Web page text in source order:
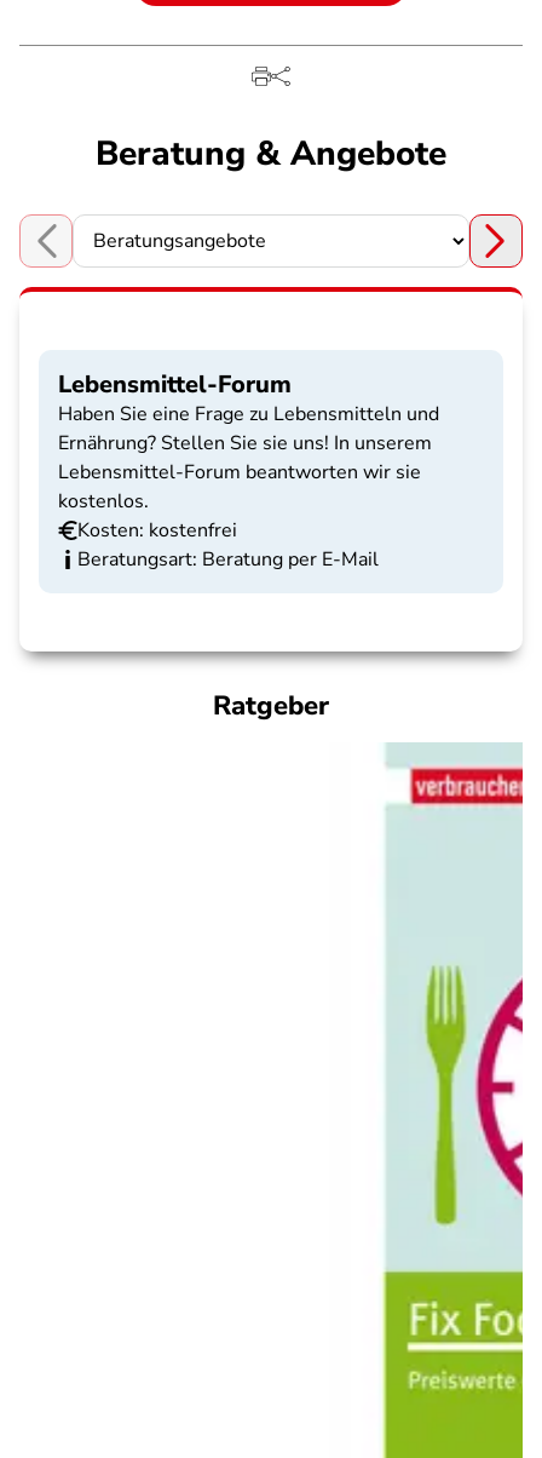
Beratung & Angebote
Choose a section
Lebensmittel-Forum
Haben Sie eine Frage zu Lebensmitteln und
Ernährung? Stellen Sie sie uns! In unserem
Lebensmittel-Forum beantworten wir sie
kostenlos.
Kosten: kostenfrei
Beratungsart: Beratung per E-Mail
Ratgeber